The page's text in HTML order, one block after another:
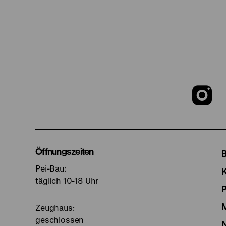
Zu
Öffnungszeiten
Pei-Bau:
täglich 10-18 Uhr
Zeughaus:
geschlossen